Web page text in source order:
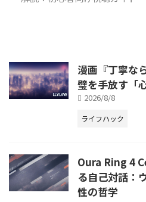
漫画『丁寧な
璧を手放す「
2026/8/8
ライフハック
Oura Ring 4
る自己対話：
性の哲学